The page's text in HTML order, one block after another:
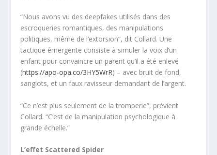
“Nous avons vu des deepfakes utilisés dans des
escroqueries romantiques, des manipulations
politiques, même de l’extorsion”, dit Collard. Une
tactique émergente consiste à simuler la voix d’un
enfant pour convaincre un parent qu’il a été enlevé
(https://apo-opa.co/3HY5WrR) – avec bruit de fond,
sanglots, et un faux ravisseur demandant de l’argent.
“Ce n’est plus seulement de la tromperie”, prévient
Collard. “C’est de la manipulation psychologique à
grande échelle.”
L’effet Scattered Spider